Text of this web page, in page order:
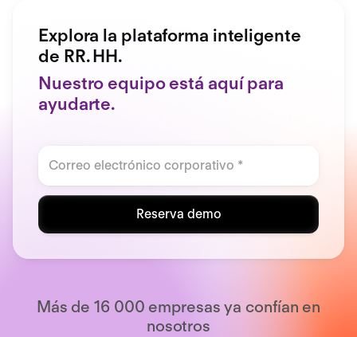
Explora la plataforma inteligente
de RR. HH.
Nuestro equipo está aquí para
ayudarte.
Reserva demo
Más de 16 000 empresas ya confían en
nosotros